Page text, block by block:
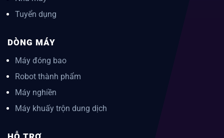
Tuyển dụng
DÒNG MÁY
Máy đóng bao
Robot thành phẩm
Máy nghiền
Máy khuấy trộn dung dịch